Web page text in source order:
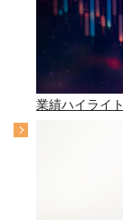
業績ハイライト